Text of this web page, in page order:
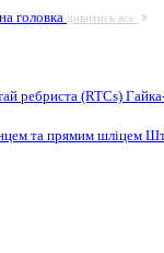
головка дивитись все
ребриста (RTCs)
та прямим шліцем